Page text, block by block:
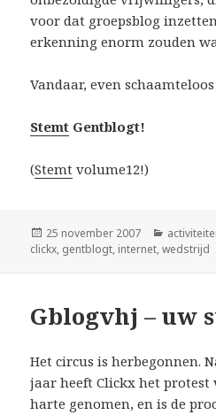
voor dat groepsblog
erkenning enorm zouden
Vandaar, even
Stemt Gentblogt!
(Stemt volume12!)
Geplaatst
op
25 november 2007
clickx, gentblogt, internet,wedstrijd
Gblogvhj – uw
Het circus is herbegonnen.
jaar heeft Clickx het protest
harte genomen, en is de